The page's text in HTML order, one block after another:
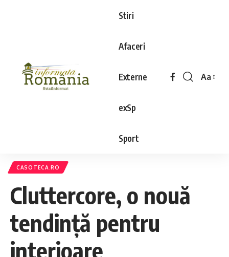
Stiri
Afaceri
Externe
exSp
Sport
Aa
CASOTECA.RO
Cluttercore, o nouă
tendinţă pentru
interioare